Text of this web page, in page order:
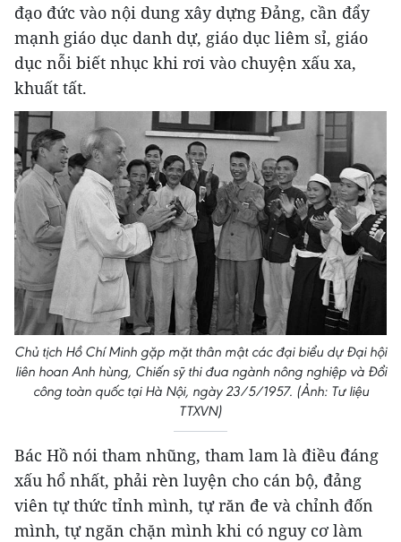
đạo đức vào nội dung xây dựng Đảng, cần đẩy
mạnh giáo dục danh dự, giáo dục liêm sỉ, giáo
dục nỗi biết nhục khi rơi vào chuyện xấu xa,
khuất tất.
Chủ tịch Hồ Chí Minh gặp mặt thân mật các đại biểu dự Đại hội
liên hoan Anh hùng, Chiến sỹ thi đua ngành nông nghiệp và Đổi
công toàn quốc tại Hà Nội, ngày 23/5/1957. (Ảnh: Tư liệu
TTXVN)
Bác Hồ nói tham nhũng, tham lam là điều đáng
xấu hổ nhất, phải rèn luyện cho cán bộ, đảng
viên tự thức tỉnh mình, tự răn đe và chỉnh đốn
mình, tự ngăn chặn mình khi có nguy cơ làm